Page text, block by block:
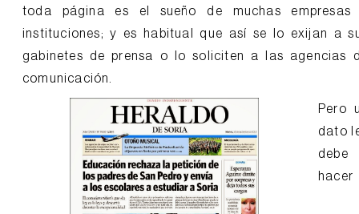
toda página es el sueño de muchas empresas
instituciones; y es habitual que así se lo exijan a
gabinetes de prensa o lo soliciten a las agencias
comunicación.
Pero
dato
debe
hacer